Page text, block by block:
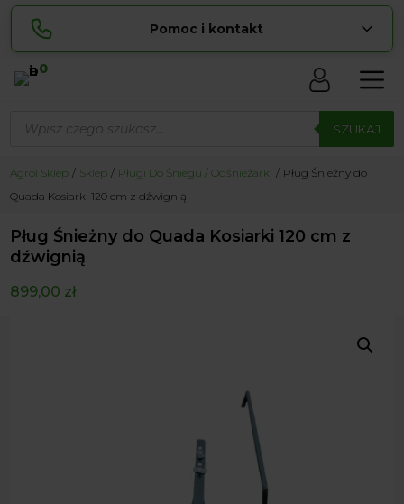
Pomoc i kontakt
Lucyna
pokaż numer
534 853 ... pokaż numer
biuro@ ...
0
produktów SZUKAJ
Agrol Sklep Sklep Pługi Do Śniegu / Odśnieżarki
Pług Śnieżny do
Quada Kosiarki 120 cm z dźwignią
Pług Śnieżny do Quada Kosiarki 120 cm z
dźwignią
899,00 zł